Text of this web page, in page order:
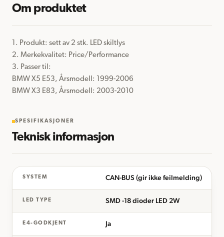
Om produktet
1. Produkt: sett av 2 stk. LED skiltlys
2. Merkekvalitet: Price/Performance
3. Passer til:
BMW X5 E53, Årsmodell: 1999-2006
BMW X3 E83, Årsmodell: 2003-2010
SPESIFIKASJONER
Teknisk informasjon
SYSTEM CAN-BUS (gir ikke feilmelding)
LED TYPE SMD -18 dioder LED 2W
E4-GODKJENT Ja